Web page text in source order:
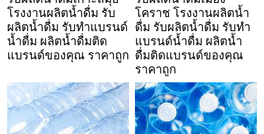
โรงงานผลิตน้ำดื่ม รับ
ผลิตน้ำดื่ม รับทำแบรนด์
น้ำดื่ม ผลิตน้ำดื่มติด
แบรนด์ของคุณ ราคาถูก
โคราช โรงงานผลิตน้ำ
ดื่ม รับผลิตน้ำดื่ม รับทำ
แบรนด์น้ำดื่ม ผลิตน้ำ
ดื่มติดแบรนด์ของคุณ
ราคาถูก